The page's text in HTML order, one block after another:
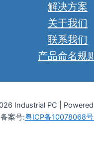
解决方案
关于我们
联系我们
产品命名规
Industrial PC |
备案号:粤ICP备10078068